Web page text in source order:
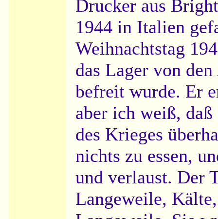
Drucker aus
1944 in Italien
Weihnachtstag
das Lager von
befreit wurde. Er
aber ich weiß,
des Krieges
nichts zu essen,
und verlaust. Der
Langeweile,